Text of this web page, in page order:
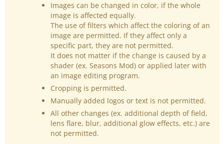
Images can be changed in color, if the whole
image is affected equally.
The use of filters which affect the coloring of an
image are permitted. If they affect only a
specific part, they are not permitted.
It does not matter if the change is caused by a
shader (ex. Seasons Mod) or applied later with
an image editing program.
Cropping is permitted.
Manually added logos or text is not permitted.
All other changes (ex. additional depth of field,
lens flare, blur, additional glow effects, etc.) are
not permitted.